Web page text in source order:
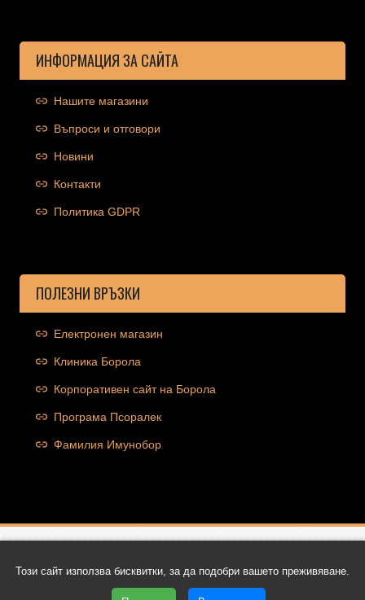
ИНФОРМАЦИЯ ЗА САЙТА
Нашите магазини
Въпроси и отговори
Новини
Контакти
Политика GDPR
ПОЛЕЗНИ ВРЪЗКИ
Електронен магазин
Клиника Борола
Корпоративен сайт на Борола
Програма Псоралек
Фамилия Имунобор
Copyright © 2026 Ocolut.com | Всички права запазени | Уеб
дизайн и SEO от Трибест
Този сайт използва бисквитки, за да подобри вашето преживяване.